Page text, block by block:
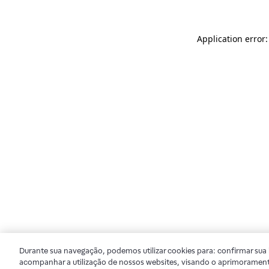
Application
Durante sua navegação, podemos utilizar cookies para: confirmar
acompanhar a utilização de nossos websites, visando o